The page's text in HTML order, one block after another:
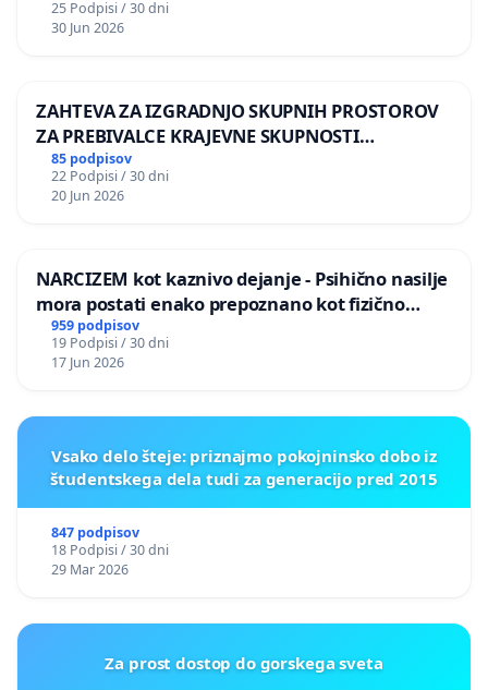
25 Podpisi / 30 dni
30 Jun 2026
ZAHTEVA ZA IZGRADNJO SKUPNIH PROSTOROV
ZA PREBIVALCE KRAJEVNE SKUPNOSTI
PRESTRANEK
85 podpisov
22 Podpisi / 30 dni
20 Jun 2026
NARCIZEM kot kaznivo dejanje - Psihično nasilje
mora postati enako prepoznano kot fizično
nasilje
959 podpisov
19 Podpisi / 30 dni
17 Jun 2026
Vsako delo šteje: priznajmo pokojninsko dobo iz
študentskega dela tudi za generacijo pred 2015
847 podpisov
18 Podpisi / 30 dni
29 Mar 2026
Za prost dostop do gorskega sveta